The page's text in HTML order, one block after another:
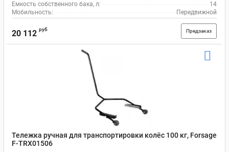
Емкость собственного бака, л:
14
Мобильность:
Передвижной
20 112 руб Предзаказ
Тележка ручная для транспортировки колёс 100 кг, Forsage
F-TRX01506